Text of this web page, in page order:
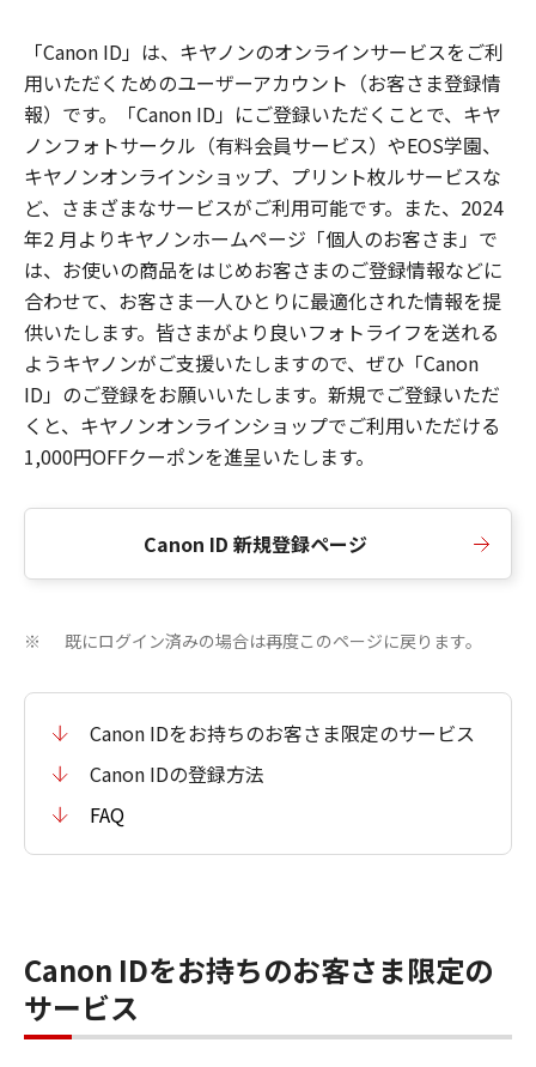
「Canon ID」は、キヤノンのオンラインサービスをご利
用いただくためのユーザーアカウント（お客さま登録情
報）です。「Canon ID」にご登録いただくことで、キヤ
ノンフォトサークル（有料会員サービス）やEOS学園、
キヤノンオンラインショップ、プリント枚ルサービスな
ど、さまざまなサービスがご利用可能です。また、2024
年2 月よりキヤノンホームページ「個人のお客さま」で
は、お使いの商品をはじめお客さまのご登録情報などに
合わせて、お客さま一人ひとりに最適化された情報を提
供いたします。皆さまがより良いフォトライフを送れる
ようキヤノンがご支援いたしますので、ぜひ「Canon
ID」のご登録をお願いいたします。新規でご登録いただ
くと、キヤノンオンラインショップでご利用いただける
1,000円OFFクーポンを進呈いたします。
Canon ID 新規登録ページ
※ 既にログイン済みの場合は再度このページに戻ります。
Canon IDをお持ちのお客さま限定のサービス
Canon IDの登録方法
FAQ
Canon IDをお持ちのお客さま限定の
サービス